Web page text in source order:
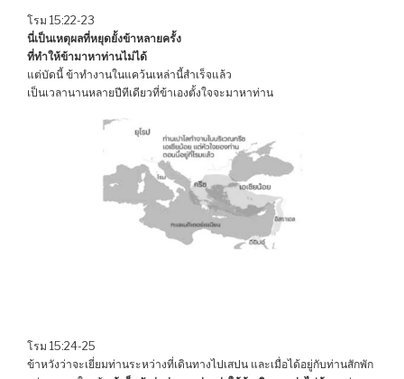
โรม 15:22-23
นี่เป็นเหตุผลที่หยุดยั้งข้าหลายครั้ง
ที่ทำให้ข้ามาหาท่านไม่ได้
แต่บัดนี้ ข้าทำงานในแคว้นเหล่านี้สำเร็จแล้ว
เป็นเวลานานหลายปีทีเดียวที่ข้าเองตั้งใจจะมาหาท่าน
โรม 15:24-25
ข้าหวังว่าจะเยี่ยมท่านระหว่างที่เดินทางไปเสปน และเมื่อได้อยู่กับท่านสักพัก